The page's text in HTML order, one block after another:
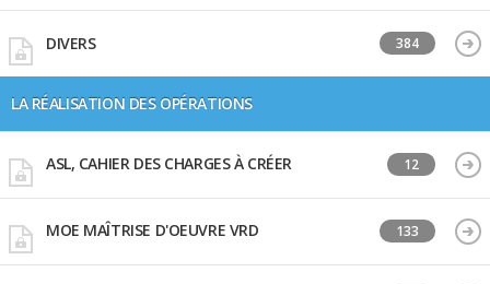
DIVERS 384
LA RÉALISATION DES OPÉRATIONS
ASL, CAHIER DES CHARGES À CRÉER 12
MOE MAÎTRISE D'OEUVRE VRD 133